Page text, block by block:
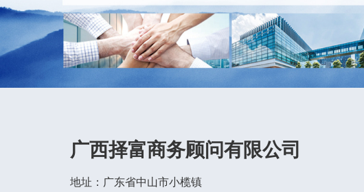
广西择富商务顾问有限公司
地址：广东省中山市小榄镇